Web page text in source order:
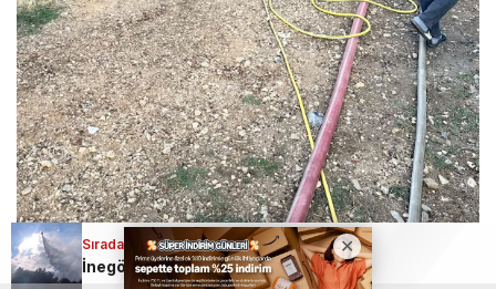
Sıradaki Haber
İnegöl’de orman yangını; Havadan ve karadan müdahale başlatıldı